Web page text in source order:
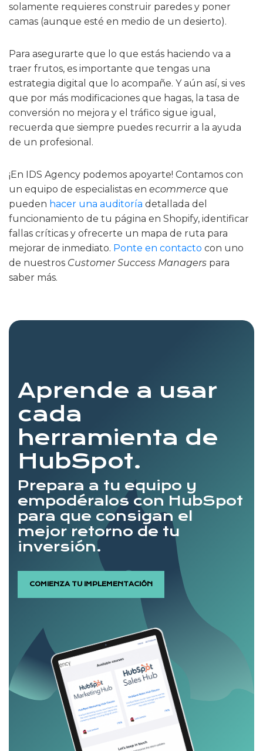
solamente requieres construir paredes y poner
camas (aunque esté en medio de un desierto).
Para asegurarte que lo que estás haciendo va a
traer frutos, es importante que tengas una
estrategia digital que lo acompañe. Y aún así, si ves
que por más modificaciones que hagas, la tasa de
conversión no mejora y el tráfico sigue igual,
recuerda que siempre puedes recurrir a la ayuda
de un profesional.
¡En IDS Agency podemos apoyarte! Contamos con
un equipo de especialistas en ecommerce que
pueden hacer una auditoría detallada del
funcionamiento de tu página en Shopify, identificar
fallas críticas y ofrecerte un mapa de ruta para
mejorar de inmediato. Ponte en contacto con uno
de nuestros Customer Success Managers para
saber más.
Aprende a usar
cada
herramienta de
HubSpot.
Prepara a tu equipo y
empodéralos con HubSpot
para que consigan el
mejor retorno de tu
inversión.
COMIENZA TU IMPLEMENTACIÓN